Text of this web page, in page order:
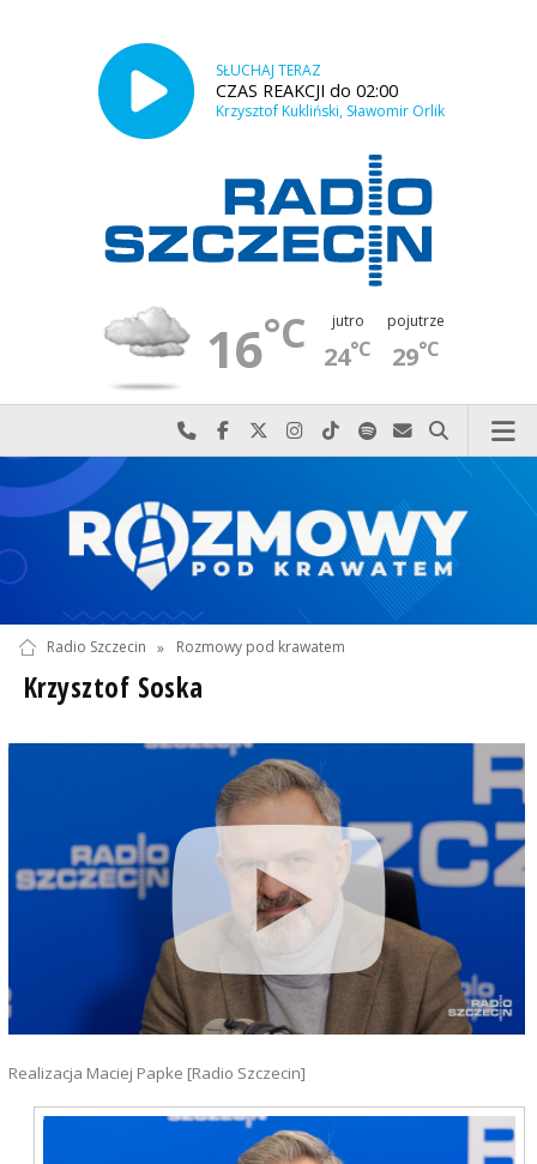
SŁUCHAJ TERAZ
CZAS REAKCJI do 02:00
Krzysztof Kukliński, Sławomir Orlik
16°C jutro
24°C
pojutrze
29°C
Najlepiej po prostu do nas zadzwoń
Odwiedź nas na Facebook-u
Odwiedź nas na X
Odwiedź nas na Instagram-ie
Odwiedź nas na TikTok-u
Szukaj nas na Spotify
Wyślij do nas
Szukaj
Radio Szczecin » Rozmowy pod krawatem
Krzysztof Soska
Realizacja Maciej Papke [Radio Szczecin]